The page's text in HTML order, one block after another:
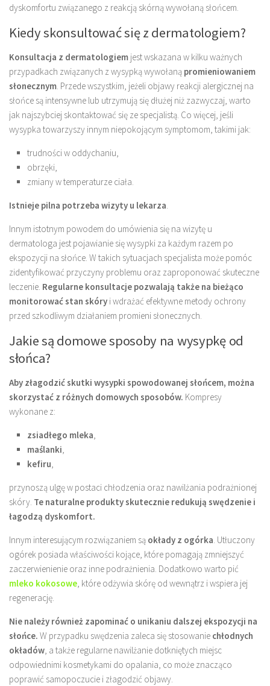
dyskomfortu związanego z reakcją skórną wywołaną słońcem.
Kiedy skonsultować się z dermatologiem?
Konsultacja z dermatologiem jest wskazana w kilku ważnych
przypadkach związanych z wysypką wywołaną promieniowaniem
słonecznym. Przede wszystkim, jeżeli objawy reakcji alergicznej na
słońce są intensywne lub utrzymują się dłużej niż zazwyczaj, warto
jak najszybciej skontaktować się ze specjalistą. Co więcej, jeśli
wysypka towarzyszy innym niepokojącym symptomom, takimi jak:
trudności w oddychaniu,
obrzęki,
zmiany w temperaturze ciała.
Istnieje pilna potrzeba wizyty u lekarza.
Innym istotnym powodem do umówienia się na wizytę u
dermatologa jest pojawianie się wysypki za każdym razem po
ekspozycji na słońce. W takich sytuacjach specjalista może pomóc
zidentyfikować przyczyny problemu oraz zaproponować skuteczne
leczenie. Regularne konsultacje pozwalają także na bieżąco
monitorować stan skóry i wdrażać efektywne metody ochrony
przed szkodliwym działaniem promieni słonecznych.
Jakie są domowe sposoby na wysypkę od
słońca?
Aby złagodzić skutki wysypki spowodowanej słońcem, można
skorzystać z różnych domowych sposobów. Kompresy
wykonane z:
zsiadłego mleka,
maślanki,
kefiru,
przynoszą ulgę w postaci chłodzenia oraz nawilżania podrażnionej
skóry. Te naturalne produkty skutecznie redukują swędzenie i
łagodzą dyskomfort.
Innym interesującym rozwiązaniem są okłady z ogórka. Utłuczony
ogórek posiada właściwości kojące, które pomagają zmniejszyć
zaczerwienienie oraz inne podrażnienia. Dodatkowo warto pić
mleko kokosowe, które odżywia skórę od wewnątrz i wspiera jej
regenerację.
Nie należy również zapominać o unikaniu dalszej ekspozycji na
słońce. W przypadku swędzenia zaleca się stosowanie chłodnych
okładów, a także regularne nawilżanie dotkniętych miejsc
odpowiednimi kosmetykami do opalania, co może znacząco
poprawić samopoczucie i złagodzić objawy.